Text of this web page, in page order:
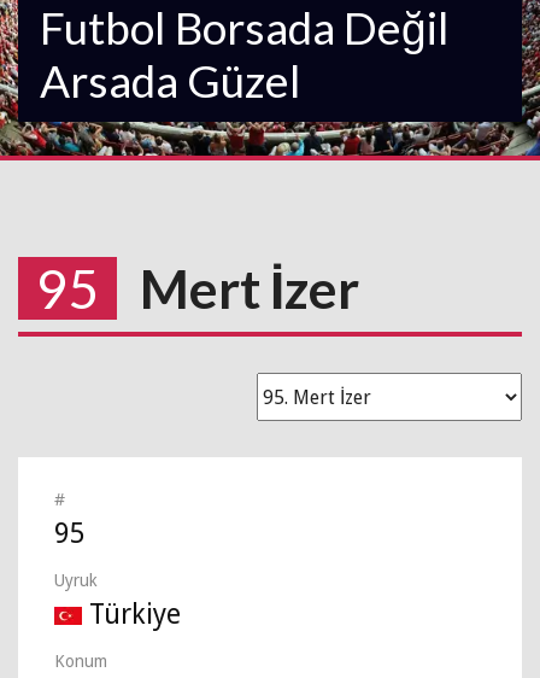
Futbol Borsada Değil
Arsada Güzel
95 Mert İzer
#
95
Uyruk
Türkiye
Konum